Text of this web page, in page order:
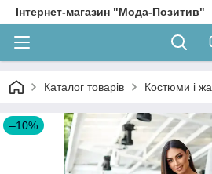
Інтернет-магазин "Мода-Позитив"
Каталог товарів Костюми і
–10%